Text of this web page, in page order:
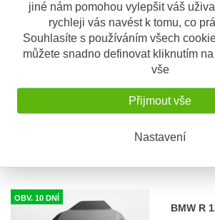
jiné nám pomohou vylepšit váš
rychleji vás navést k tomu, co
Souhlasíte s používáním všech
můžete snadno definovat kliknutím
vše
Přijmout vše
Nastavení
SW-
SW-
zavazad
OBV. 10 DNÍ
BMW R